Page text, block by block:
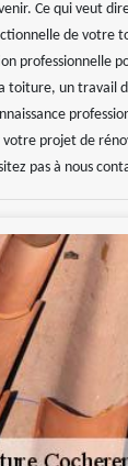
Ce qui veut
de votre
professionnelle
toiture, un travail
votre projet de
pas à nous